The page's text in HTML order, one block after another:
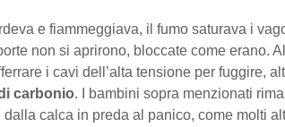
e fiammeggiava, il fumo saturava i
non si aprirono, bloccate come erano.
i cavi dell’alta tensione per fuggire,
carbonio. I bambini sopra menzionati
calca in preda al panico, come molti